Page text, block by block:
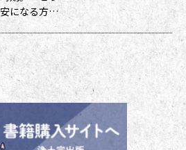
になる方も
か。作法ば
先祖さまや
向き合えま
たって紹介
をおさえ、
りよい時間
のつけ方
ひ身に着け